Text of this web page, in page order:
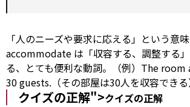
「人のニーズや要求に応える」という意
accommodate は「収容する、調整する
る、とても便利な動詞。（例）The
30 guests.（その部屋は30人を収容できる
クイズの正解">クイズの正解